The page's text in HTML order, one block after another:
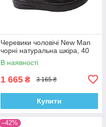
Черевики чоловічі New Man
чорні натуральна шкіра, 40
В наявності
1 665 ₴ 3 165 ₴
Купити
–42%